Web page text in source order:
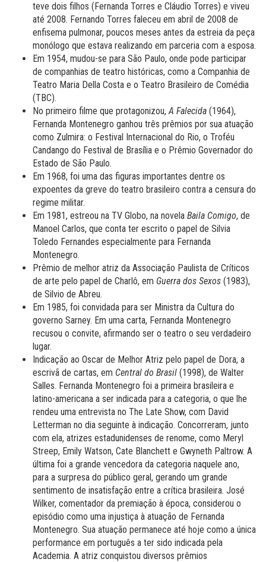
teve dois filhos (Fernanda Torres e Cláudio Torres) e viveu
até 2008. Fernando Torres faleceu em abril de 2008 de
enfisema pulmonar, poucos meses antes da estreia da peça
monólogo que estava realizando em parceria com a esposa.
Em 1954, mudou-se para São Paulo, onde pode participar
de companhias de teatro históricas, como a Companhia de
Teatro Maria Della Costa e o Teatro Brasileiro de Comédia
(TBC).
No primeiro filme que protagonizou, A Falecida (1964),
Fernanda Montenegro ganhou três prêmios por sua atuação
como Zulmira: o Festival Internacional do Rio, o Troféu
Candango do Festival de Brasília e o Prêmio Governador do
Estado de São Paulo.
Em 1968, foi uma das figuras importantes dentre os
expoentes da greve do teatro brasileiro contra a censura do
regime militar.
Em 1981, estreou na TV Globo, na novela Baila Comigo, de
Manoel Carlos, que conta ter escrito o papel de Silvia
Toledo Fernandes especialmente para Fernanda
Montenegro.
Prêmio de melhor atriz da Associação Paulista de Críticos
de arte pelo papel de Charlô, em Guerra dos Sexos (1983),
de Silvio de Abreu.
Em 1985, foi convidada para ser Ministra da Cultura do
governo Sarney. Em uma carta, Fernanda Montenegro
recusou o convite, afirmando ser o teatro o seu verdadeiro
lugar.
Indicação ao Oscar de Melhor Atriz pelo papel de Dora, a
escrivã de cartas, em Central do Brasil (1998), de Walter
Salles. Fernanda Montenegro foi a primeira brasileira e
latino-americana a ser indicada para a categoria, o que lhe
rendeu uma entrevista no The Late Show, com David
Letterman no dia seguinte à indicação. Concorreram, junto
com ela, atrizes estadunidenses de renome, como Meryl
Streep, Emily Watson, Cate Blanchett e Gwyneth Paltrow. A
última foi a grande vencedora da categoria naquele ano,
para a surpresa do público geral, gerando um grande
sentimento de insatisfação entre a crítica brasileira. José
Wilker, comentador da premiação à época, considerou o
episódio como uma injustiça à atuação de Fernanda
Montenegro. Sua atuação permanece até hoje como a única
performance em português a ter sido indicada pela
Academia. A atriz conquistou diversos prêmios